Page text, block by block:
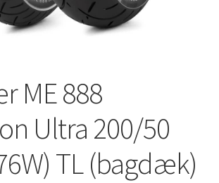
ME 888
Ultra 200/50
TL (bagdæk)